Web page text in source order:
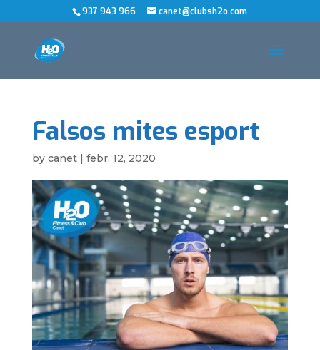
937 943 966 canet@clubsh2o.com
Falsos mites esport
by canet| febr. 12, 2020